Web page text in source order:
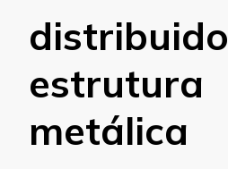
estrutura
metálica